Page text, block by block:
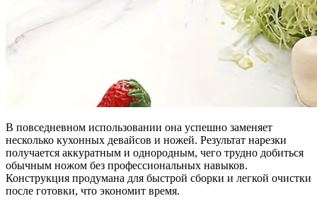
В повседневном использовании она успешно заменяет
несколько кухонных девайсов и ножей. Результат нарезки
получается аккуратным и однородным, чего трудно добиться
обычным ножом без профессиональных навыков.
Конструкция продумана для быстрой сборки и легкой очистки
после готовки, что экономит время.